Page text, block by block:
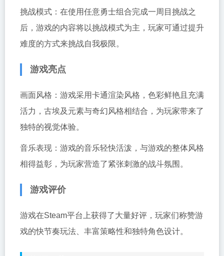
挑战模式：在使用任意勇士组合完成一周目挑战之
后，游戏的内容将以挑战模式为主，玩家可通过提升
难度的方式来挑战自我极限。
游戏亮点
画面风格：游戏采用卡通渲染风格，色彩鲜艳且充满
活力，古埃及元素与奇幻风格相结合，为玩家带来了
独特的视觉体验。
音乐表现：游戏的音乐轻快活泼，与游戏的整体风格
相得益彰，为玩家营造了紧张刺激的战斗氛围。
游戏评价
游戏在Steam平台上获得了大量好评，玩家们称赞游
戏的快节奏玩法、丰富策略性和独特角色设计。